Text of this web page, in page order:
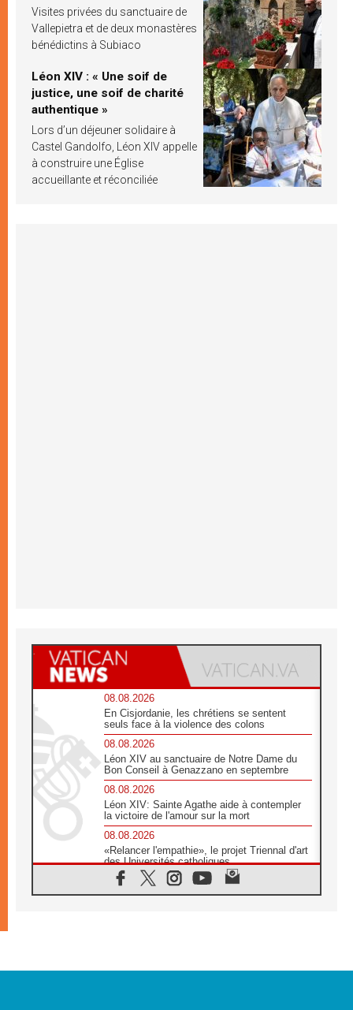
Visites privées du sanctuaire de
Vallepietra et de deux monastères
bénédictins à Subiaco
Léon XIV : « Une soif de
justice, une soif de charité
authentique »
Lors d’un déjeuner solidaire à
Castel Gandolfo, Léon XIV appelle
à construire une Église
accueillante et réconciliée
08.08.2026
En Cisjordanie, les chrétiens se sentent
seuls face à la violence des colons
08.08.2026
Léon XIV au sanctuaire de Notre Dame du
Bon Conseil à Genazzano en septembre
08.08.2026
Léon XIV: Sainte Agathe aide à contempler
la victoire de l'amour sur la mort
08.08.2026
«Relancer l'empathie», le projet Triennal d'art
des Universités catholiques
08.08.2026
Signis 2026, donner la parole aux religieuses
07.08.2026